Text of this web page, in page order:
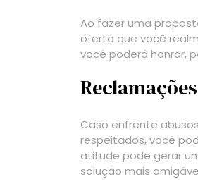
Ao fazer uma
oferta que você
você poderá honrar,
Caso enfrente
respeitados, você
atitude pode gerar
solução mais